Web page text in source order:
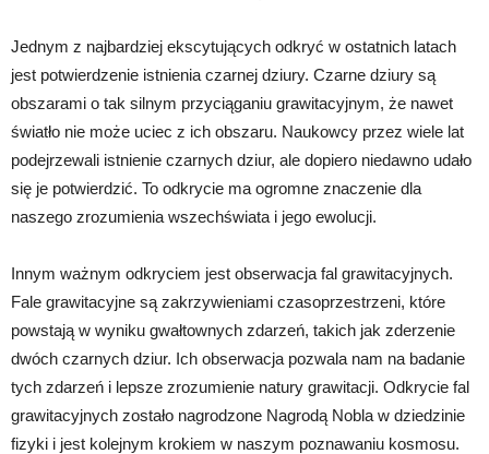
Jednym z najbardziej ekscytujących odkryć w ostatnich latach
jest potwierdzenie istnienia czarnej dziury. Czarne dziury są
obszarami o tak silnym przyciąganiu grawitacyjnym, że nawet
światło nie może uciec z ich obszaru. Naukowcy przez wiele lat
podejrzewali istnienie czarnych dziur, ale dopiero niedawno udało
się je potwierdzić. To odkrycie ma ogromne znaczenie dla
naszego zrozumienia wszechświata i jego ewolucji.
Innym ważnym odkryciem jest obserwacja fal grawitacyjnych.
Fale grawitacyjne są zakrzywieniami czasoprzestrzeni, które
powstają w wyniku gwałtownych zdarzeń, takich jak zderzenie
dwóch czarnych dziur. Ich obserwacja pozwala nam na badanie
tych zdarzeń i lepsze zrozumienie natury grawitacji. Odkrycie fal
grawitacyjnych zostało nagrodzone Nagrodą Nobla w dziedzinie
fizyki i jest kolejnym krokiem w naszym poznawaniu kosmosu.